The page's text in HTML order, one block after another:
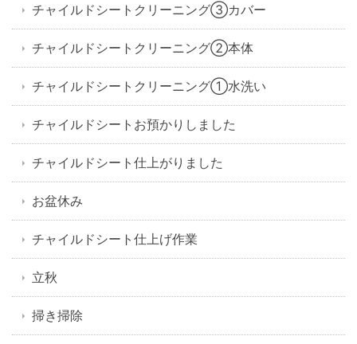
チャイルドシートクリーニング③カバー
チャイルドシートクリーニング②本体
チャイルドシートクリーニング①水洗い
チャイルドシートお預かりしました
チャイルドシート仕上がりました
お盆休み
チャイルドシート仕上げ作業
立秋
掃き掃除